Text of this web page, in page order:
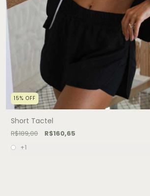
15% OFF
Short Tactel
R$189,00 R$160,65
+1